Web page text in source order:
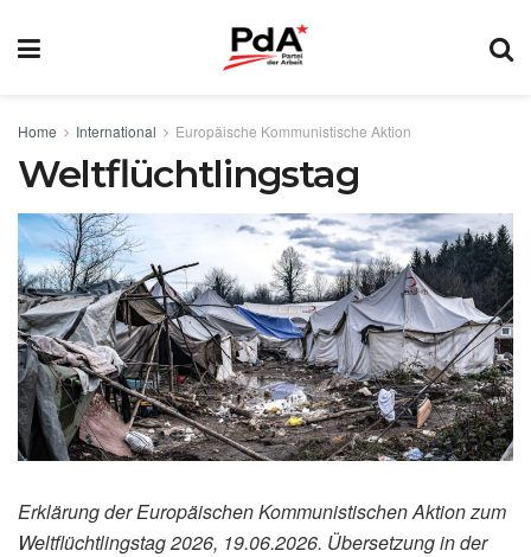
Home International Europäische Kommunistische Aktion
Weltflüchtlingstag
Erklärung der Europäischen Kommunistischen Aktion zum
Weltflüchtlingstag 2026, 19.06.2026. Übersetzung in der